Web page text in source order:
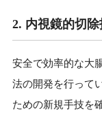
2. 内視鏡的切
安全で効率的な大
法の開発を行って
ための新規手技を